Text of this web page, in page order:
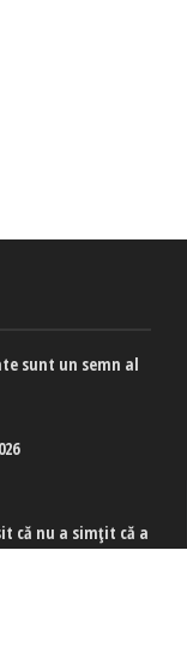
sunt un semn al
că nu a simțit că a
era mică: Cine